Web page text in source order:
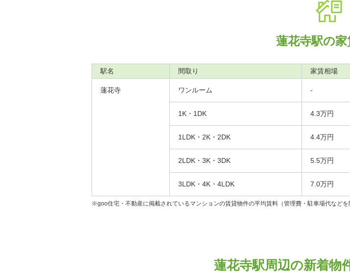
蓮花寺駅の家
駅名 間取り 家賃相場
蓮花寺 ワンルーム -
1K・1DK 4.3万円
1LDK・2K・2DK 4.4万円
2LDK・3K・3DK 5.5万円
3LDK・4K・4LDK 7.0万円
※goo住宅・不動産に掲載されているマンションの賃貸物件の平均賃料（管理費・駐車場代などを
蓮花寺駅周辺の新着物